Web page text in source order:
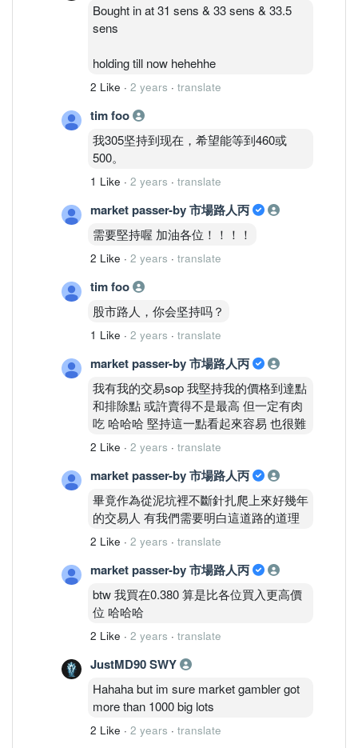
Bought in at 31 sens & 33 sens & 33.5
sens
holding till now hehehhe
2 Like · 2 years · translate
tim foo
我305坚持到现在，希望能等到460或
500。
1 Like · 2 years · translate
market passer-by 市場路人丙
需要堅持喔 加油各位！！！！
2 Like · 2 years · translate
tim foo
股市路人，你会坚持吗？
1 Like · 2 years · translate
market passer-by 市場路人丙
我有我的交易sop 我堅持我的價格到達點
和排除點 或許賣得不是最高 但一定有肉
吃 哈哈哈 堅持這一點看起來容易 也很難
2 Like · 2 years · translate
market passer-by 市場路人丙
畢竟作為從泥坑裡不斷針扎爬上來好幾年
的交易人 有我們需要明白這道路的道理
2 Like · 2 years · translate
market passer-by 市場路人丙
btw 我買在0.380 算是比各位買入更高價
位 哈哈哈
2 Like · 2 years · translate
JustMD90 SWY
Hahaha but im sure market gambler got
more than 1000 big lots
2 Like · 2 years · translate